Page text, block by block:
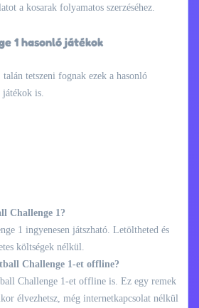
a kosarak folyamatos szerzéséhez.
1 hasonló játékok
tetszeni fognak ezek a hasonló
is.
Challenge 1?
1 ingyenesen játszható. Letöltheted és
költségek nélkül.
Challenge 1-et offline?
Challenge 1-et offline is. Ez egy remek
élvezhetsz, még internetkapcsolat nélkül